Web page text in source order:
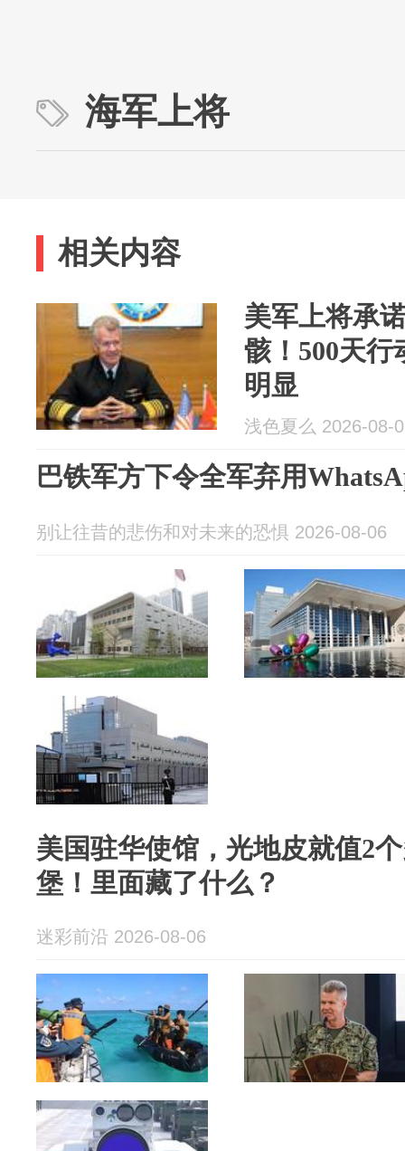
海军上将
相关内容
美军上将承
骸！500天行
明显
浅色夏么 2026-08-
巴铁军方下令全军弃用
别让往昔的悲伤和对未来的恐惧 2026-08-06
美国驻华使馆，光地皮就值2
堡！里面藏了什么？
迷彩前沿 2026-08-06